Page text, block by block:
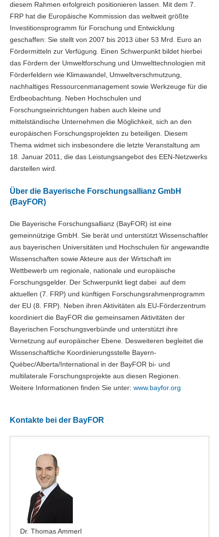
diesem Rahmen erfolgreich positionieren lassen. Mit dem 7.
FRP hat die Europäische Kommission das weltweit größte
Investitionsprogramm für Forschung und Entwicklung
geschaffen: Sie stellt von 2007 bis 2013 über 53 Mrd. Euro an
Fördermitteln zur Verfügung. Einen Schwerpunkt bildet hierbei
das Fördern der Umweltforschung und Umwelttechnologien mit
Förderfeldern wie Klimawandel, Umweltverschmutzung,
nachhaltiges Ressourcenmanagement sowie Werkzeuge für die
Erdbeobachtung. Neben Hochschulen und
Forschungseinrichtungen haben auch kleine und
mittelständische Unternehmen die Möglichkeit, sich an den
europäischen Forschungsprojekten zu beteiligen. Diesem
Thema widmet sich insbesondere die letzte Veranstaltung am
18. Januar 2011, die das Leistungsangebot des EEN-Netzwerks
darstellen wird.
Über die Bayerische Forschungsallianz GmbH
(BayFOR)
Die Bayerische Forschungsallianz (BayFOR) ist eine
gemeinnützige GmbH. Sie berät und unterstützt Wissenschaftler
aus bayerischen Universitäten und Hochschulen für angewandte
Wissenschaften sowie Akteure aus der Wirtschaft im
Wettbewerb um regionale, nationale und europäische
Forschungsgelder. Der Schwerpunkt liegt dabei auf dem
aktuellen (7. FRP) und künftigen Forschungsrahmenprogramm
der EU (8. FRP). Neben ihren Aktivitäten als EU-Förderzentrum
koordiniert die BayFOR die gemeinsamen Aktivitäten der
Bayerischen Forschungsverbünde und unterstützt ihre
Vernetzung auf europäischer Ebene. Desweiteren begleitet die
Wissenschaftliche Koordinierungsstelle Bayern-
Québec/Alberta/International in der BayFOR bi- und
multilaterale Forschungsprojekte aus diesen Regionen.
Weitere Informationen finden Sie unter: www.bayfor.org
Kontakte bei der BayFOR
Dr. Thomas Ammerl